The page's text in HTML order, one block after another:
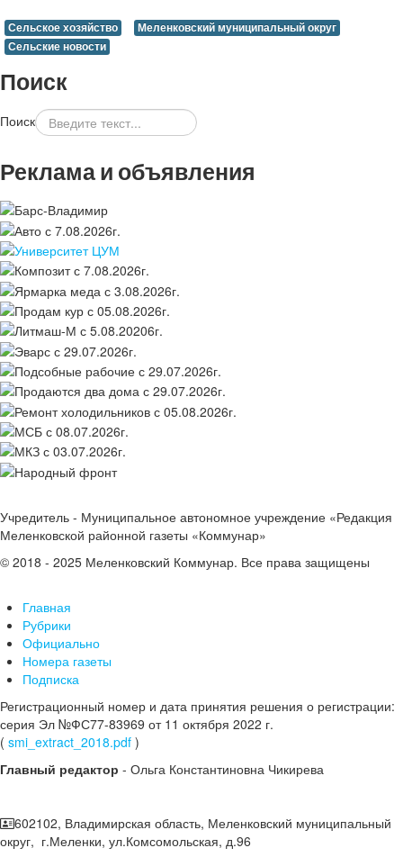
Сельское хозяйство
Меленковский муниципальный округ
Сельские новости
Поиск
Поиск
Реклама и объявления
Учредитель - Муниципальное автономное учреждение «Редакция
Меленковской районной газеты «Коммунар»
© 2018 - 2025 Меленковский Коммунар. Все права защищены
Главная
Рубрики
Официально
Номера газеты
Подписка
Регистрационный номер и дата принятия решения о регистрации:
серия Эл №ФС77-83969 от 11 октября 2022 г.
( smi_extract_2018.pdf )
Главный редактор - Ольга Константиновна Чикирева
602102, Владимирская область, Меленковский муниципальный
округ, г.Меленки, ул.Комсомольская, д.96